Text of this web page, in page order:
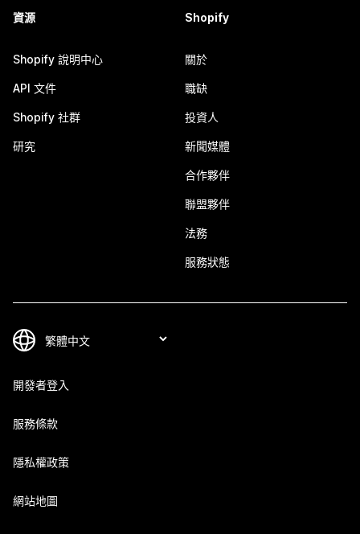
資源
Shopify 說明中心
API 文件
Shopify 社群
研究
Shopify
關於
職缺
投資人
新聞媒體
合作夥伴
聯盟夥伴
法務
服務狀態
開發者登入
服務條款
隱私權政策
網站地圖